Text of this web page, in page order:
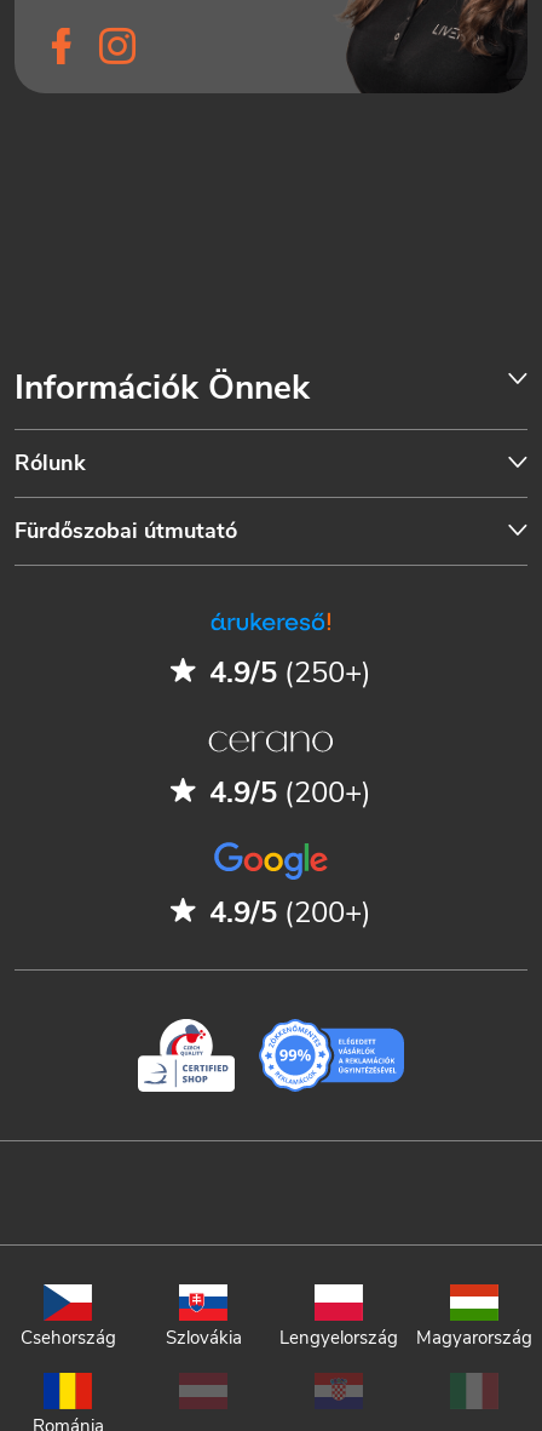
Információk Önnek
Rólunk
Fürdőszobai útmutató
4.9/5 (250+)
4.9/5 (200+)
4.9/5 (200+)
Csehország Szlovákia Lengyelország Magyarország